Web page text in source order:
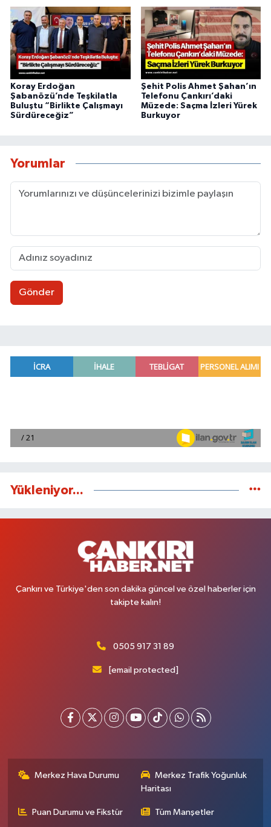
Koray Erdoğan
Şabanözü’nde Teşkilatla
Buluştu “Birlikte Çalışmayı
Sürdüreceğiz”
Şehit Polis Ahmet Şahan’ın
Telefonu Çankırı’daki
Müzede: Saçma İzleri Yürek
Burkuyor
Yorumlar
Gönder
Yükleniyor...
Çankırı ve Türkiye'den son dakika güncel ve özel haberler için
takipte kalın!
0505 917 31 89
[email protected]
Merkez Hava Durumu
Merkez Trafik Yoğunluk
Haritası
Puan Durumu ve Fikstür Tüm Manşetler